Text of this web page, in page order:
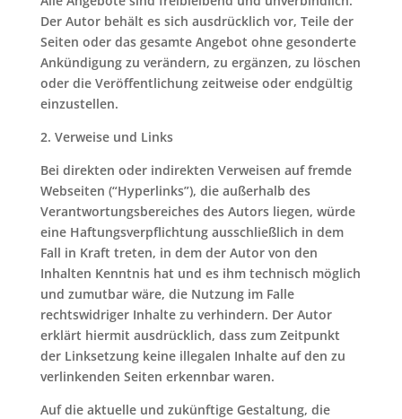
Der Autor behält es sich ausdrücklich vor, Teile der
Seiten oder das gesamte Angebot ohne gesonderte
Ankündigung zu verändern, zu ergänzen, zu löschen
oder die Veröffentlichung zeitweise oder endgültig
einzustellen.
2. Verweise und Links
Bei direkten oder indirekten Verweisen auf fremde
Webseiten (“Hyperlinks”), die außerhalb des
Verantwortungsbereiches des Autors liegen, würde
eine Haftungsverpflichtung ausschließlich in dem
Fall in Kraft treten, in dem der Autor von den
Inhalten Kenntnis hat und es ihm technisch möglich
und zumutbar wäre, die Nutzung im Falle
rechtswidriger Inhalte zu verhindern. Der Autor
erklärt hiermit ausdrücklich, dass zum Zeitpunkt
der Linksetzung keine illegalen Inhalte auf den zu
verlinkenden Seiten erkennbar waren.
Auf die aktuelle und zukünftige Gestaltung, die